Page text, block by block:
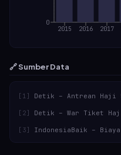
2015 2016 2017
0
🔗 Sumber Data
[ 1] Detik – Antrean Haji
[ 2] Detik – War Tiket
[ 3] IndonesiaBaik –